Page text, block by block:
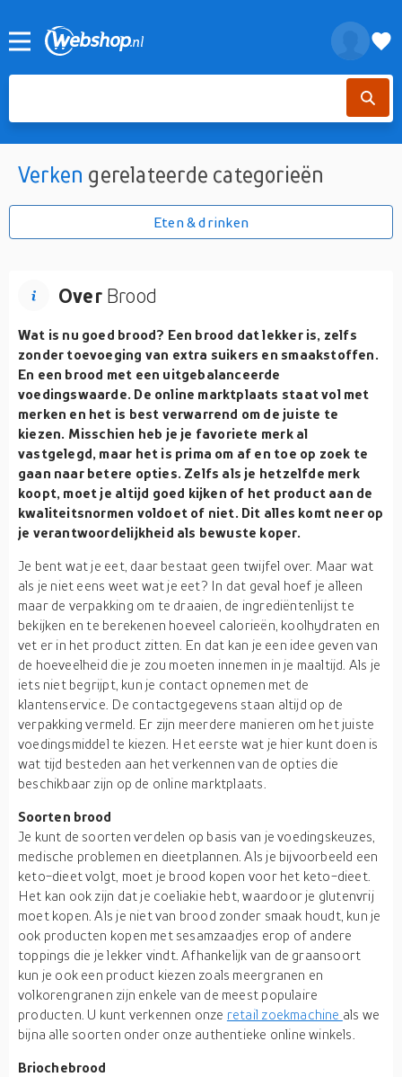
Verken gerelateerde categorieën
Eten & drinken
OverBrood
Wat is nu goed brood? Een brood dat lekker is, zelfs
zonder toevoeging van extra suikers en smaakstoffen.
En een brood met een uitgebalanceerde
voedingswaarde. De online marktplaats staat vol met
merken en het is best verwarrend om de juiste te
kiezen. Misschien heb je je favoriete merk al
vastgelegd, maar het is prima om af en toe op zoek te
gaan naar betere opties. Zelfs als je hetzelfde merk
koopt, moet je altijd goed kijken of het product aan de
kwaliteitsnormen voldoet of niet. Dit alles komt neer op
je verantwoordelijkheid als bewuste koper.
Je bent wat je eet, daar bestaat geen twijfel over. Maar wat
als je niet eens weet wat je eet? In dat geval hoef je alleen
maar de verpakking om te draaien, de ingrediëntenlijst te
bekijken en te berekenen hoeveel calorieën, koolhydraten en
vet er in het product zitten. En dat kan je een idee geven van
de hoeveelheid die je zou moeten innemen in je maaltijd. Als je
iets niet begrijpt, kun je contact opnemen met de
klantenservice. De contactgegevens staan altijd op de
verpakking vermeld. Er zijn meerdere manieren om het juiste
voedingsmiddel te kiezen. Het eerste wat je hier kunt doen is
wat tijd besteden aan het verkennen van de opties die
beschikbaar zijn op de online marktplaats.
Soorten brood
Je kunt de soorten verdelen op basis van je voedingskeuzes,
medische problemen en dieetplannen. Als je bijvoorbeeld een
keto-dieet volgt, moet je brood kopen voor het keto-dieet.
Het kan ook zijn dat je coeliakie hebt, waardoor je glutenvrij
moet kopen. Als je niet van brood zonder smaak houdt, kun je
ook producten kopen met sesamzaadjes erop of andere
toppings die je lekker vindt. Afhankelijk van de graansoort
kun je ook een product kiezen zoals meergranen en
volkorengranen zijn enkele van de meest populaire
producten. U kunt verkennen onze retail zoekmachine als we
bijna alle soorten onder onze authentieke online winkels.
Briochebrood